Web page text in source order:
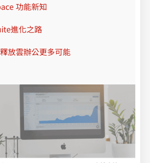
功能新知
進化之路
放雲辦公更多可能